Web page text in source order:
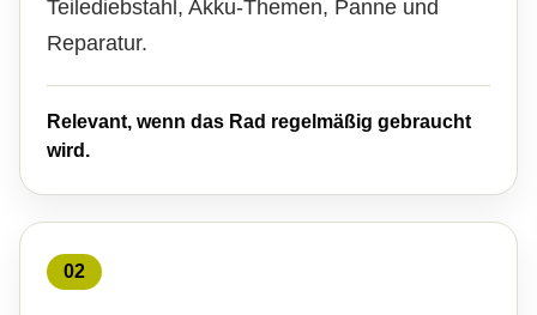
Teilediebstahl, Akku-Themen, Panne und
Reparatur.
Relevant, wenn das Rad regelmäßig gebraucht
wird.
02